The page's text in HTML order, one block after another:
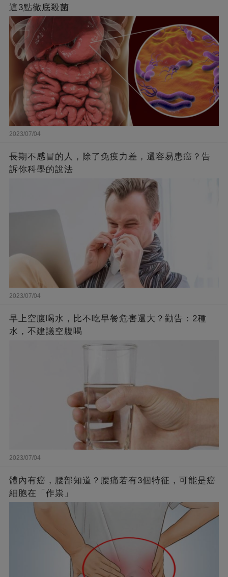
這3點徹底殺菌
2023/07/04
長期不感冒的人，除了免疫力差，還容易患癌？告
訴你科學的說法
2023/07/04
早上空腹喝水，比不吃早餐危害還大？勸告：2種
水，不建議空腹喝
2023/07/04
體內有癌，腰部知道？腰痛若有3個特征，可能是癌
細胞在「作祟」